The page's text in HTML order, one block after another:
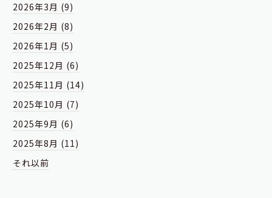
2026年3月 (9)
2026年2月 (8)
2026年1月 (5)
2025年12月 (6)
2025年11月 (14)
2025年10月 (7)
2025年9月 (6)
2025年8月 (11)
それ以前